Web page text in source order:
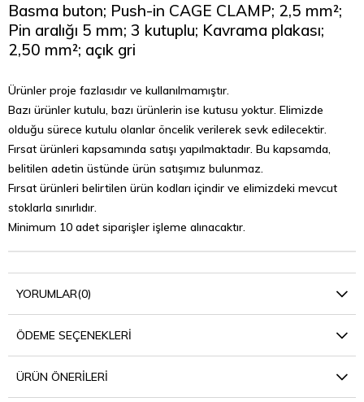
Basma buton; Push-in CAGE CLAMP; 2,5 mm²;
Pin aralığı 5 mm; 3 kutuplu; Kavrama plakası;
2,50 mm²; açık gri
Ürünler proje fazlasıdır ve kullanılmamıştır.
Bazı ürünler kutulu, bazı ürünlerin ise kutusu yoktur. Elimizde
olduğu sürece kutulu olanlar öncelik verilerek sevk edilecektir.
Fırsat ürünleri kapsamında satışı yapılmaktadır. Bu kapsamda,
belitilen adetin üstünde ürün satışımız bulunmaz.
Fırsat ürünleri belirtilen ürün kodları içindir ve elimizdeki mevcut
stoklarla sınırlıdır.
Minimum 10 adet siparişler işleme alınacaktır.
YORUMLAR(0)
ÖDEME SEÇENEKLERI
ÜRÜN ÖNERILERI